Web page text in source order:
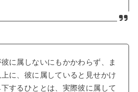
に属しないにもかかわらず、ま
に、彼に属していると見せかけ
するひととは、実際彼に属して